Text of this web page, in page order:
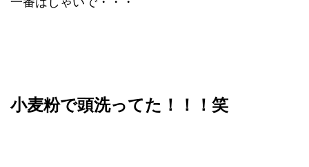
小麦粉で頭洗ってた！！！笑